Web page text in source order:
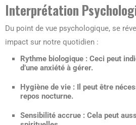
Interprétation
Du point de vue psychologique, se
impact sur notre quotidien :
Rythme biologique : Ceci peut
d’une anxiété à gérer.
Hygiène de vie : Il peut être
repos nocturne.
Sensibilité accrue : Cela peut